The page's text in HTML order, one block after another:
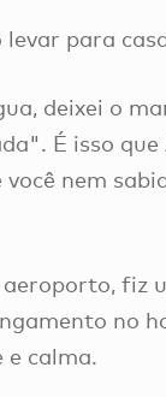
levar para
deixei o
É isso
você nem
fiz
no
e calma.